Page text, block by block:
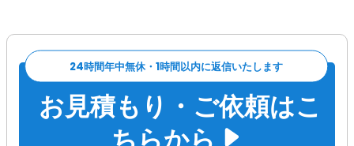
24時間年中無休・1時間以内に返信いたします
お見積もり・ご依頼はこ